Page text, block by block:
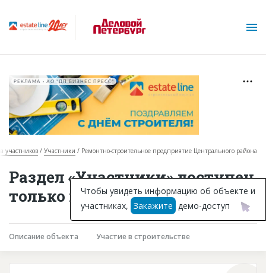
Горячие объекты
База строящихся объектов
Инвестпроекты
Глоссарий
РЕКЛАМА • АО "ДП БИЗНЕС ПРЕСС"
участников Участники Ремонтно-строительное предприятие Центрального района
Раздел «Участники» доступен
только подписчикам
Описание объекта Участие в строительстве
Чтобы увидеть информацию об объекте и
участниках, Закажите демо-доступ